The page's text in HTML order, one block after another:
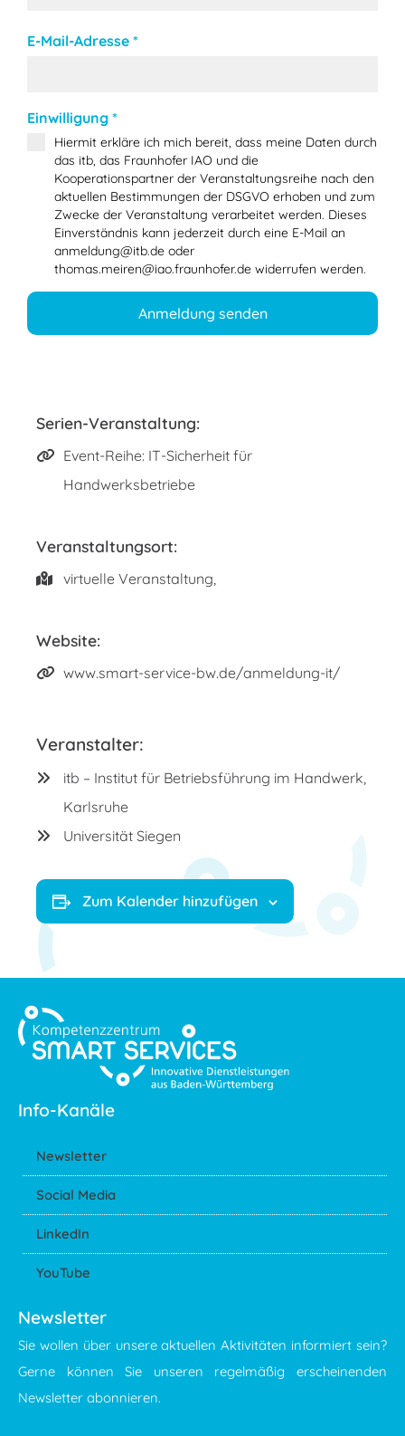
E-Mail-Adresse*
Einwilligung*
Hiermit erkläre ich mich bereit, dass meine Daten durch
das itb, das Fraunhofer IAO und die
Kooperationspartner der Veranstaltungsreihe nach den
aktuellen Bestimmungen der DSGVO erhoben und zum
Zwecke der Veranstaltung verarbeitet werden. Dieses
Einverständnis kann jederzeit durch eine E-Mail an
anmeldung@itb.de oder
thomas.meiren@iao.fraunhofer.de widerrufen werden.
Anmeldung senden
Serien-Veranstaltung:
Event-Reihe: IT-Sicherheit für
Handwerksbetriebe
Veranstaltungsort:
virtuelle Veranstaltung,
Website:
www.smart-service-bw.de/anmeldung-it/
Veranstalter:
itb – Institut für Betriebsführung im Handwerk,
Karlsruhe
Universität Siegen
Zum Kalender hinzufügen
Info-Kanäle
Newsletter
Social Media
LinkedIn
YouTube
Newsletter
Sie wollen über unsere aktuellen Aktivitäten informiert sein?
Gerne können Sie unseren regelmäßig erscheinenden
Newsletter abonnieren.